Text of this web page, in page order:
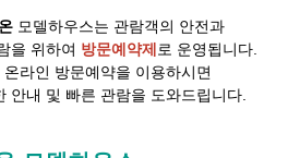
모델하우스는 관람객의 안전과
을 위하여 방문예약제 로 운영됩니다.
라인 방문예약을 이용하시면
안내 및 빠른 관람을 도와드립니다.